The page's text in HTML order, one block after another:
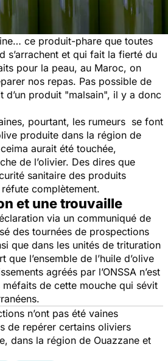
ce produit-phare que toutes
s’arrachent et qui fait la fierté du
pour la peau, au Maroc, on
nos repas. Pas possible de
d’un produit "malsain", il y a donc
pourtant, les rumeurs se font
produite dans la région de
aurait été touchée,
de l’olivier. Des dires que
sanitaire des produits
réfute complètement.
et une trouvaille
via un communiqué de
des tournées de prospections
que dans les unités de trituration
que l’ensemble de l’huile d’olive
agréés par l’ONSSA n’est
de cette mouche qui sévit
n’ont pas été vaines
de repérer certains oliviers
dans la région de Ouazzane et